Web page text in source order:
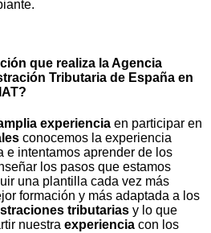
que realiza la Agencia
Tributaria de España en
experiencia en participar en
conocemos la experiencia
e intentamos aprender de los
los pasos que estamos
una plantilla cada vez más
formación y más adaptada a los
tributarias y lo que
nuestra experiencia con los